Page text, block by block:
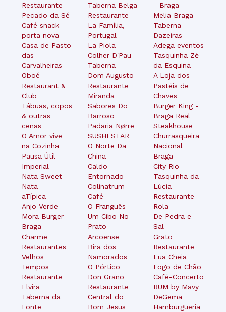
Restaurante
Pecado da Sé
Café snack
porta nova
Casa de Pasto
das
Carvalheiras
Oboé
Restaurant &
Club
Tábuas, copos
& outras
cenas
O Amor vive
na Cozinha
Pausa Útil
Imperial
Nata Sweet
Nata
aTípica
Anjo Verde
Mora Burger -
Braga
Charme
Restaurantes
Velhos
Tempos
Restaurante
Elvira
Taberna da
Fonte
Taberna Belga
Restaurante
La Família,
Portugal
La Piola
Colher D'Pau
Taberna
Dom Augusto
Restaurante
Miranda
Sabores Do
Barroso
Padaria Nørre
SUSHI STAR
O Norte Da
China
Caldo
Entornado
Colinatrum
Café
O Franguês
Um Cibo No
Prato
Arcoense
Bira dos
Namorados
O Pórtico
Don Grano
Restaurante
Central do
Bom Jesus
- Braga
Melia Braga
Taberna
Dazeiras
Adega eventos
Tasquinha Zė
da Esquina
A Loja dos
Pastéis de
Chaves
Burger King -
Braga Real
Steakhouse
Churrasqueira
Nacional
Braga
City Rio
Tasquinha da
Lúcia
Restaurante
Rola
De Pedra e
Sal
Grato
Restaurante
Lua Cheia
Fogo de Chão
Café-Concerto
RUM by Mavy
DeGema
Hamburgueria